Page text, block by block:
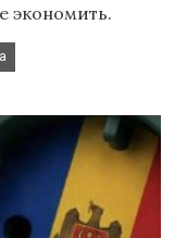
экономить.